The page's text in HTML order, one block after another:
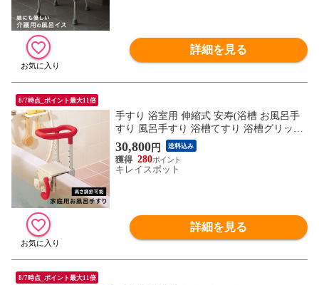
詳細を見る
8/7時点_ポイント最大11倍
手すり 浴室用 伸縮式 安寿(浴槽 お風呂手
すり 風呂手すり 浴槽てすり 浴槽グリップ
入浴介護用品 介護 介護用 介護用品)
30,800円 送料込み
280
キレイスポット
詳細を見る
8/7時点_ポイント最大11倍